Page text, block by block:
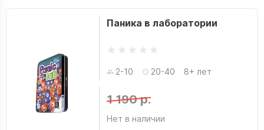
Паника в лаборатории
2-10 20-40 8+ лет
1 190 р.
Нет в наличии